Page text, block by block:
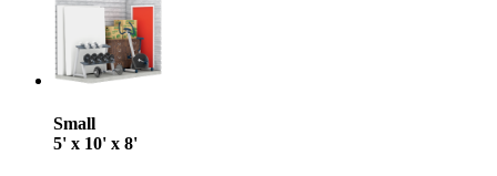
Small
5' x 10' x 8'